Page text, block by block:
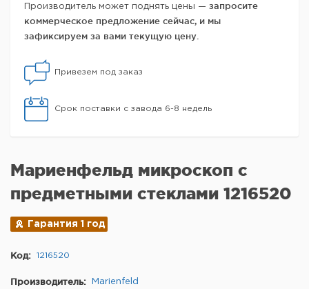
Производитель может поднять цены — запросите
коммерческое предложение сейчас, и мы
зафиксируем за вами текущую цену.
Привезем под заказ
Срок поставки с завода 6-8 недель
Мариенфельд микроскоп с
предметными стеклами 1216520
Гарантия 1 год
Код: 1216520
Производитель: Marienfeld